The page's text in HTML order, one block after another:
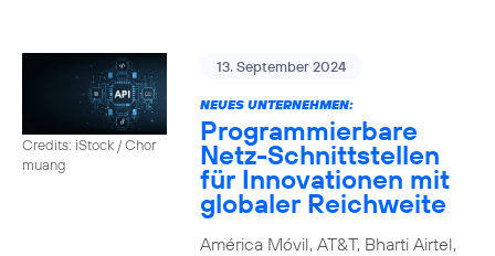
Credits: iStock / Chor
muang
13. September 2024
NEUES UNTERNEHMEN:
Programmierbare
Netz-Schnittstellen
für Innovationen mit
globaler Reichweite
América Móvil, AT&T, Bharti Airtel,